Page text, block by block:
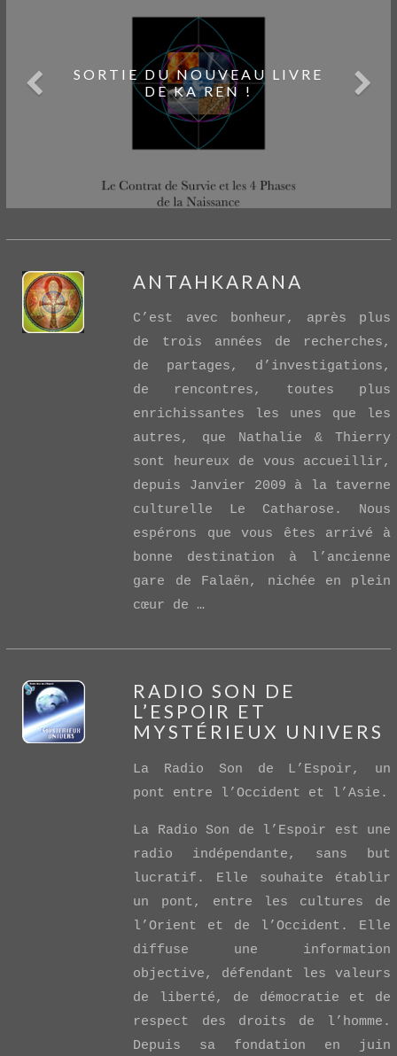
SORTIE DU NOUVEAU LIVRE
DE KA REN !
LE NOUVEAU SITE DE KA REN
!
MON TÉMOIGNAGE DANS
POINTS DE BASCULE – TOME
3
ANTAHKARANA
C’est avec bonheur, après plus
de trois années de recherches,
de partages, d’investigations,
de rencontres, toutes plus
enrichissantes les unes que les
autres, que Nathalie & Thierry
sont heureux de vous accueillir,
depuis Janvier 2009 à la taverne
culturelle Le Catharose. Nous
espérons que vous êtes arrivé à
bonne destination à l’ancienne
gare de Falaën, nichée en plein
cœur de …
RADIO SON DE
L’ESPOIR ET
MYSTÉRIEUX UNIVERS
La Radio Son de L’Espoir, un
pont entre l’Occident et l’Asie.
La Radio Son de l’Espoir est une
radio indépendante, sans but
lucratif. Elle souhaite établir
un pont, entre les cultures de
l’Orient et de l’Occident. Elle
diffuse une information
objective, défendant les valeurs
de liberté, de démocratie et de
respect des droits de l’homme.
Depuis sa fondation en juin